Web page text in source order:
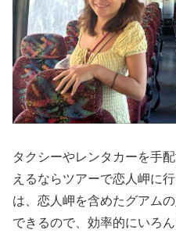
タクシーやレンタカーを手
えるならツアーで恋人岬に
は、恋人岬を含めたグアム
できるので、効率的にいろ